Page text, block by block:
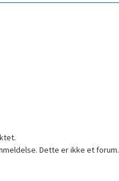
Dette er ikke et forum.